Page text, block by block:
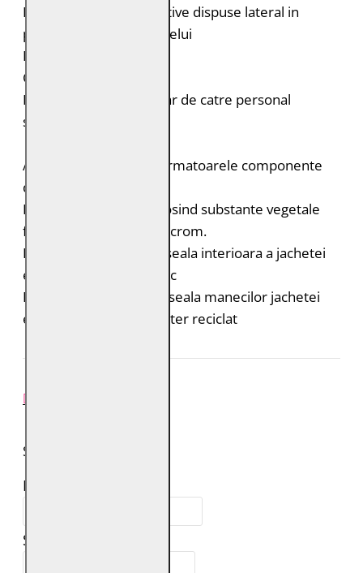
Doua fermoare decorative dispuse lateral in
partea inferioara a spatelui
Fermoar la maneci
Croiala: Slim Fit
Intretinere: Spalare doar de catre personal
specializat
Acest produs contine urmatoarele componente
durabile:
Pielea este tabacita folosind substante vegetale
fara adaos de saruri de crom.
Bumbac organic: captuseala interioara a jachetei
este din bumbac organic
Poliester reciclat: captuseala manecilor jachetei
este realizata din poliester reciclat
SPUNE-ŢI PAREREA
Numele tău:
Scrie review: